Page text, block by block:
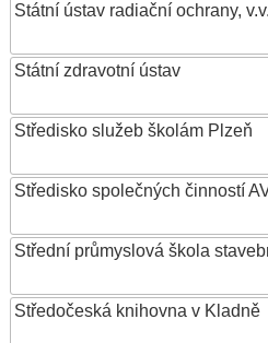
Státní ústav radiační ochrany,
Státní zdravotní ústav
Středisko služeb školám Plzeň
Středisko společných činností
Střední průmyslová škola
Středočeská knihovna v Kladně